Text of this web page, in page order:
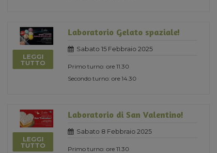
LEGGI
TUTTO
Laboratorio Gelato spaziale!
Sabato 15 Febbraio 2025
Primo turno: ore 11.30
Secondo turno: ore 14.30
LEGGI
TUTTO
Laboratorio di San Valentino!
Sabato 8 Febbraio 2025
Primo turno: ore 11.30